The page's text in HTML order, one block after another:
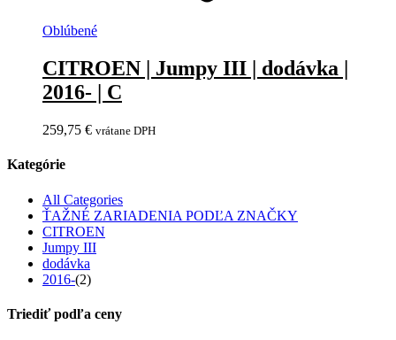
Oblúbené
CITROEN | Jumpy III | dodávka |
2016- | C
259,75 € vrátane DPH
Kategórie
All Categories
ŤAŽNÉ ZARIADENIA PODĽA ZNAČKY
CITROEN
Jumpy III
dodávka
2016-(2)
Triediť podľa ceny